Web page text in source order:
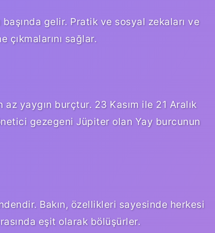
gelir. Pratik ve sosyal zekaları ve
çıkmalarını sağlar.
yaygın burçtur. 23 Kasım ile 21 Aralık
gezegeni Jüpiter olan Yay burcunun
Bakın, özellikleri sayesinde herkesi
eşit olarak bölüşürler.